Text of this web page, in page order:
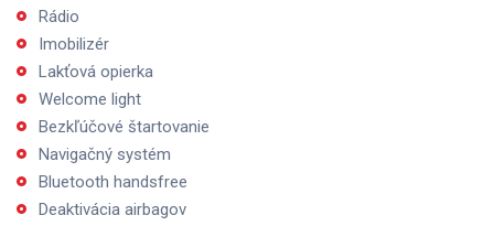
Rádio
Imobilizér
Lakťová opierka
Welcome light
Bezkľúčové štartovanie
Navigačný systém
Bluetooth handsfree
Deaktivácia airbagov